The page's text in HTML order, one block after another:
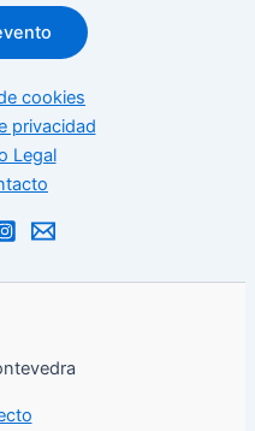
cookies
privacidad
Legal